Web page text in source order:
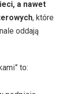
a nawet
, które
oddają
to: